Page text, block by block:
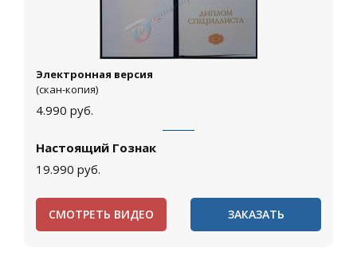
Электронная версия
(скан-копия)
4.990 руб.
Настоящий Гознак
19.990 руб.
СМОТРЕТЬ ВИДЕО ЗАКАЗАТЬ